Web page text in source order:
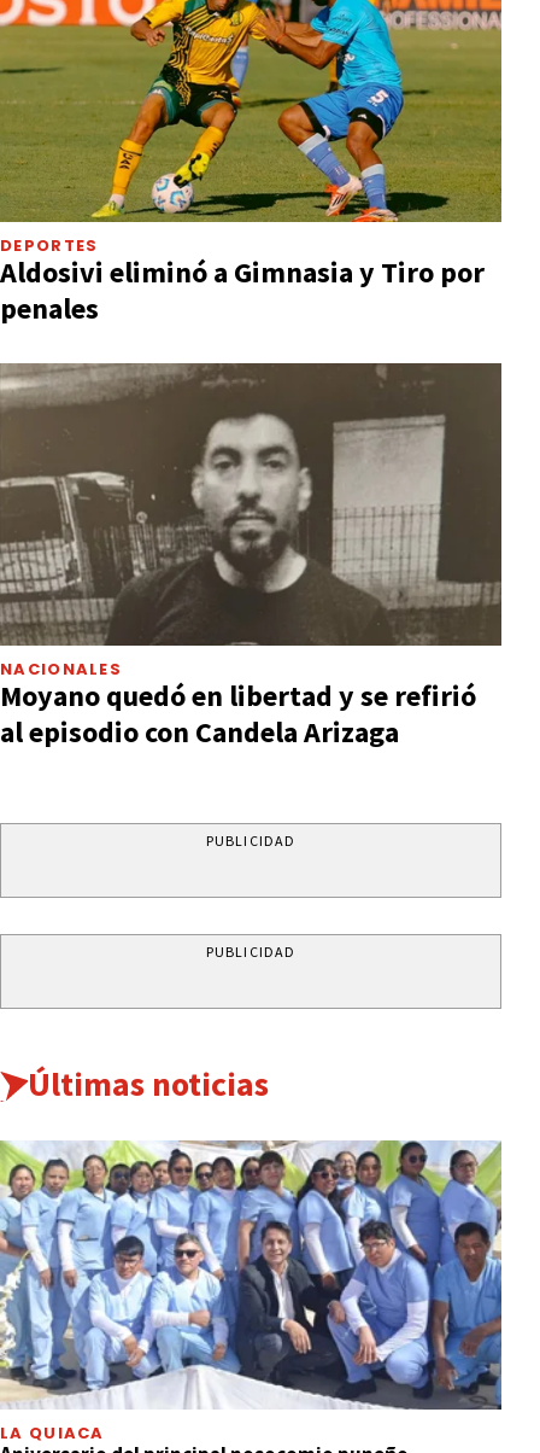
DEPORTES
Aldosivi eliminó a Gimnasia y Tiro por
penales
NACIONALES
Moyano quedó en libertad y se refirió
al episodio con Candela Arizaga
PUBLICIDAD
PUBLICIDAD
Últimas noticias
LA QUIACA